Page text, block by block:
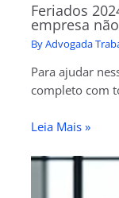
Feriados
empresa
ByAdvogada
Para ajudar
completo com
Leia Mais »